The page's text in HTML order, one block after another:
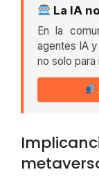
La IA
En la
agentes IA
no solo